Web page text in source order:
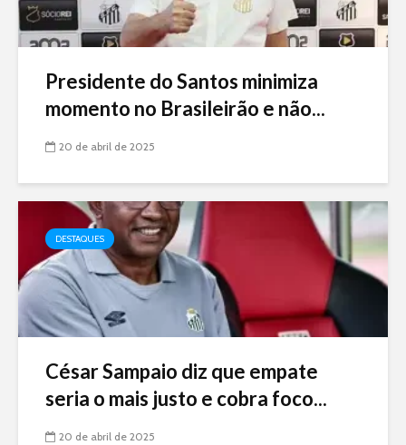
Presidente do Santos minimiza
momento no Brasileirão e não...
20 de abril de 2025
DESTAQUES
César Sampaio diz que empate
seria o mais justo e cobra foco...
20 de abril de 2025